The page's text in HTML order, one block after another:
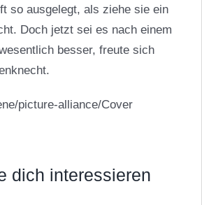
so ausgelegt, als ziehe sie ein
Doch jetzt sei es nach einem
besser, freute sich
picture-alliance/Cover
dich interessieren